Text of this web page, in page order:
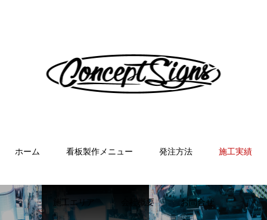
ホーム 看板製作メニュー 発注方法 施工実績
施工エリア 会社概要 お問合せ